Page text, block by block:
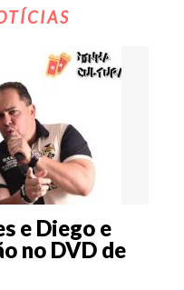
e Diego e
no DVD de